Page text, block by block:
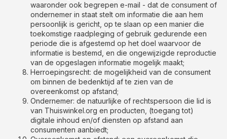
waaronder ook begrepen e-mail - dat de consument of
ondernemer in staat stelt om informatie die aan hem
persoonlijk is gericht, op te slaan op een manier die
toekomstige raadpleging of gebruik gedurende een
periode die is afgestemd op het doel waarvoor de
informatie is bestemd, en die ongewijzigde reproductie
van de opgeslagen informatie mogelijk maakt;
Herroepingsrecht: de mogelijkheid van de consument
om binnen de bedenktijd af te zien van de
overeenkomst op afstand;
Ondernemer: de natuurlijke of rechtspersoon die lid is
van Thuiswinkel.org en producten, (toegang tot)
digitale inhoud en/of diensten op afstand aan
consumenten aanbiedt;